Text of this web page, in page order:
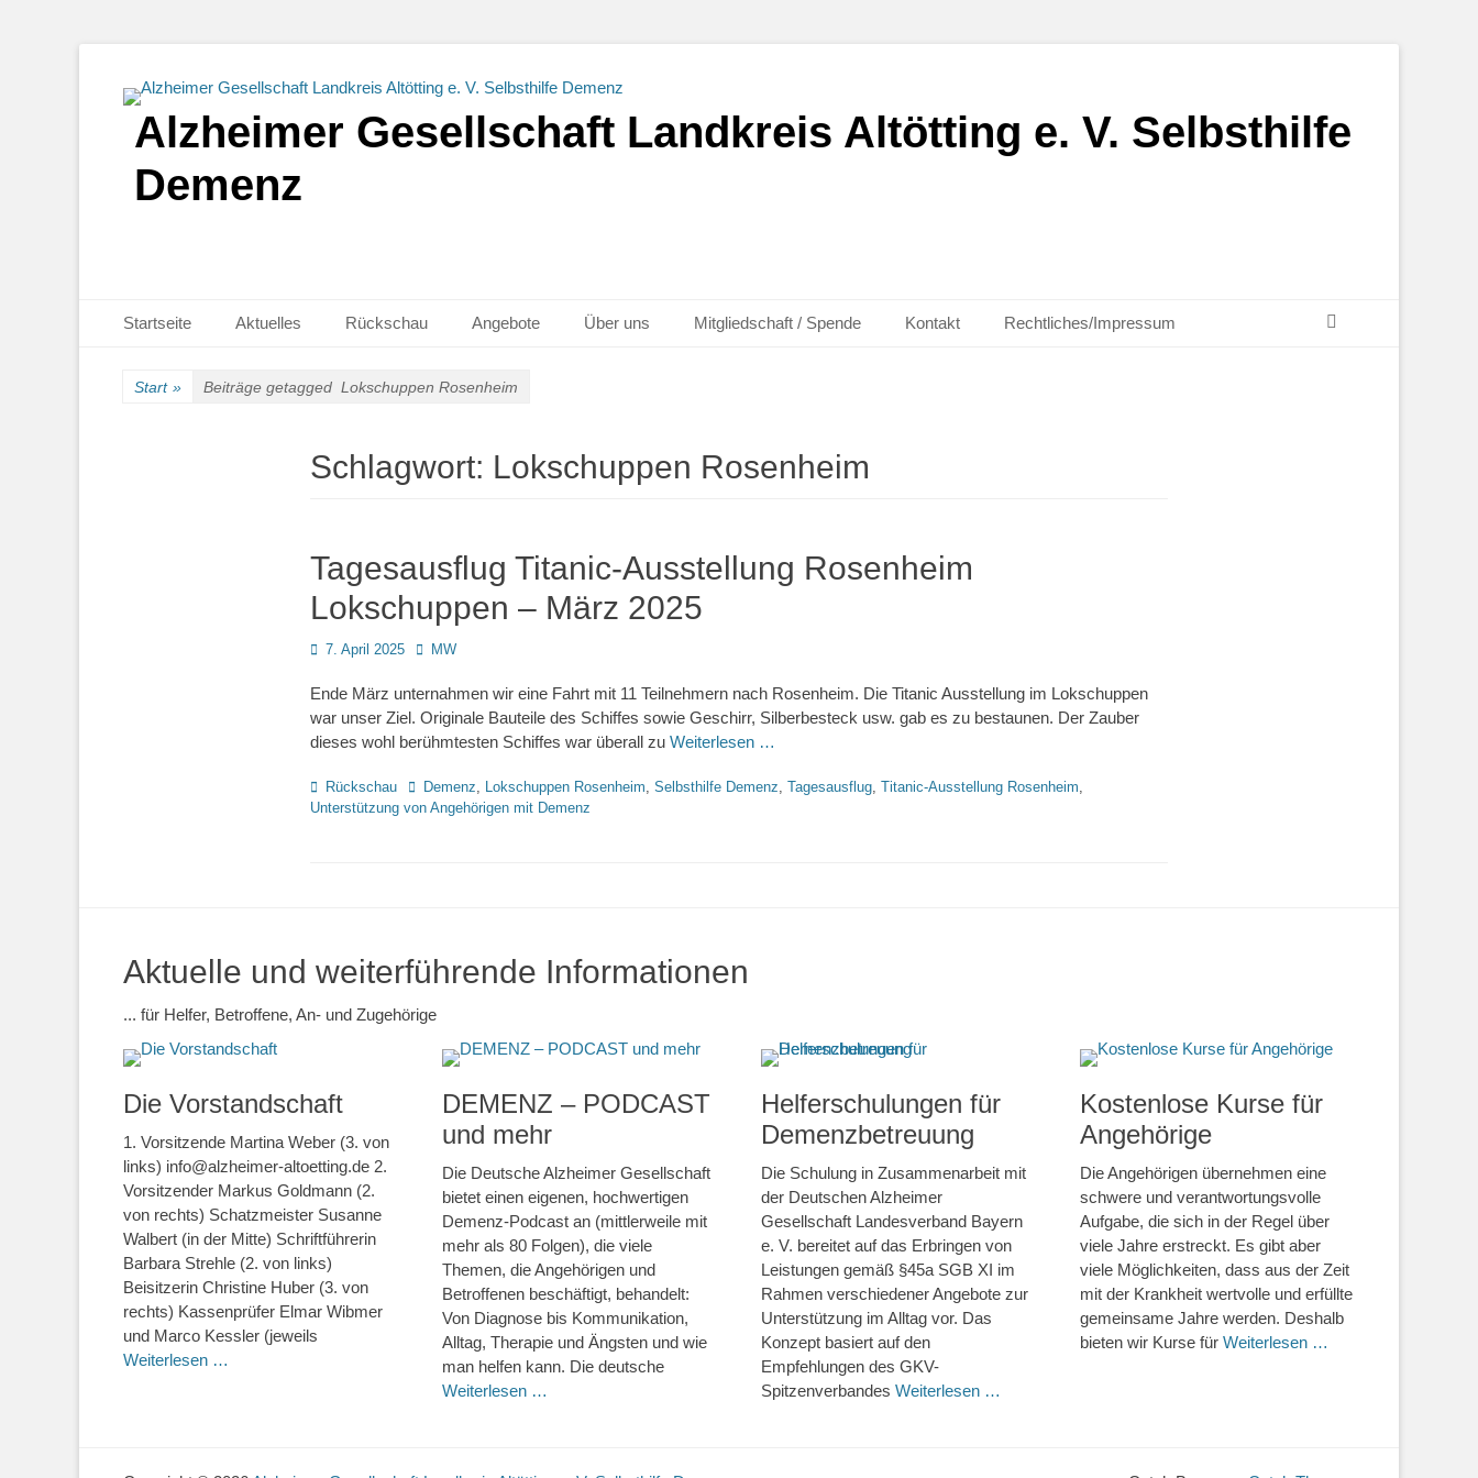
Alzheimer Gesellschaft Landkreis Altötting e. V. Selbsthilfe
Demenz
Primäres Menü
Inhalt
Startseite Aktuelles Rückschau Angebote Über uns Mitgliedschaft / Spende Kontakt Rechtliches/Impressum
Start » Beiträge getagged Lokschuppen Rosenheim
Schlagwort: Lokschuppen Rosenheim
Tagesausflug Titanic-Ausstellung Rosenheim
Lokschuppen – März 2025
Posted
7. April 2025 Autor
MW
Ende März unternahmen wir eine Fahrt mit 11 Teilnehmern nach Rosenheim. Die Titanic Ausstellung im Lokschuppen
war unser Ziel. Originale Bauteile des Schiffes sowie Geschirr, Silberbesteck usw. gab es zu bestaunen. Der Zauber
dieses wohl berühmtesten Schiffes war überall zu Weiterlesen …
Kategorien
Rückschau Schlagworte
Demenz, Lokschuppen Rosenheim, Selbsthilfe Demenz, Tagesausflug, Titanic-Ausstellung Rosenheim,
Unterstützung von Angehörigen mit Demenz
Aktuelle und weiterführende Informationen
... für Helfer, Betroffene, An- und Zugehörige
Die Vorstandschaft
1. Vorsitzende Martina Weber (3. von
links) info@alzheimer-altoetting.de 2.
Vorsitzender Markus Goldmann (2.
von rechts) Schatzmeister Susanne
Walbert (in der Mitte) Schriftführerin
Barbara Strehle (2. von links)
Beisitzerin Christine Huber (3. von
rechts) Kassenprüfer Elmar Wibmer
und Marco Kessler (jeweils
Weiterlesen …
DEMENZ – PODCAST
und mehr
Die Deutsche Alzheimer Gesellschaft
bietet einen eigenen, hochwertigen
Demenz-Podcast an (mittlerweile mit
mehr als 80 Folgen), die viele
Themen, die Angehörigen und
Betroffenen beschäftigt, behandelt:
Von Diagnose bis Kommunikation,
Alltag, Therapie und Ängsten und wie
man helfen kann. Die deutsche
Weiterlesen …
Helferschulungen für
Demenzbetreuung
Die Schulung in Zusammenarbeit mit
der Deutschen Alzheimer
Gesellschaft Landesverband Bayern
e. V. bereitet auf das Erbringen von
Leistungen gemäß §45a SGB XI im
Rahmen verschiedener Angebote zur
Unterstützung im Alltag vor. Das
Konzept basiert auf den
Empfehlungen des GKV-
Spitzenverbandes Weiterlesen …
Kostenlose Kurse für
Angehörige
Die Angehörigen übernehmen eine
schwere und verantwortungsvolle
Aufgabe, die sich in der Regel über
viele Jahre erstreckt. Es gibt aber
viele Möglichkeiten, dass aus der Zeit
mit der Krankheit wertvolle und erfüllte
gemeinsame Jahre werden. Deshalb
bieten wir Kurse für Weiterlesen …